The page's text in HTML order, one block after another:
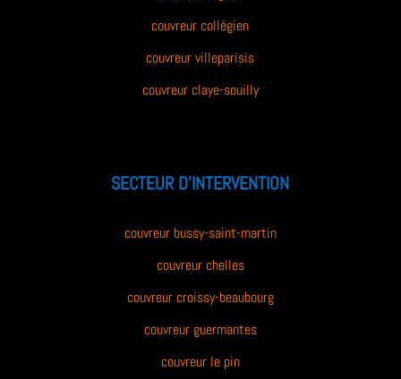
couvreur collégien
couvreur villeparisis
couvreur claye-souilly
SECTEUR D’INTERVENTION
couvreur bussy-saint-martin
couvreur chelles
couvreur croissy-beaubourg
couvreur guermantes
couvreur le pin